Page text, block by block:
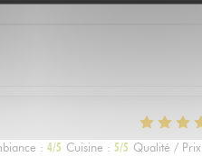
: 4/5 Cuisine : 5/5 Qualité / Prix